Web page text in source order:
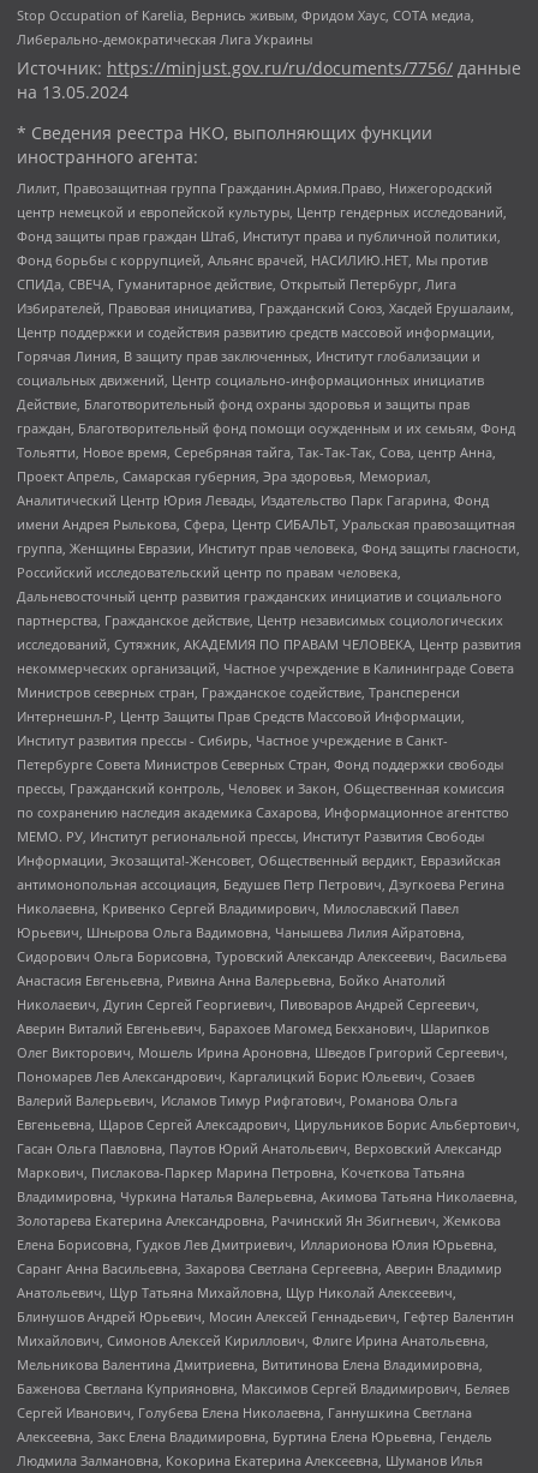
Stop Occupation of Karelia, Вернись живым, Фридом Хаус, СОТА медиа,
Либерально-демократическая Лига Украины
Источник: https://minjust.gov.ru/ru/documents/7756/ данные
на 13.05.2024
* Сведения реестра НКО, выполняющих функции
иностранного агента:
Лилит, Правозащитная группа Гражданин.Армия.Право, Нижегородский
центр немецкой и европейской культуры, Центр гендерных исследований,
Фонд защиты прав граждан Штаб, Институт права и публичной политики,
Фонд борьбы с коррупцией, Альянс врачей, НАСИЛИЮ.НЕТ, Мы против
СПИДа, СВЕЧА, Гуманитарное действие, Открытый Петербург, Лига
Избирателей, Правовая инициатива, Гражданский Союз, Хасдей Ерушалаим,
Центр поддержки и содействия развитию средств массовой информации,
Горячая Линия, В защиту прав заключенных, Институт глобализации и
социальных движений, Центр социально-информационных инициатив
Действие, Благотворительный фонд охраны здоровья и защиты прав
граждан, Благотворительный фонд помощи осужденным и их семьям, Фонд
Тольятти, Новое время, Серебряная тайга, Так-Так-Так, Сова, центр Анна,
Проект Апрель, Самарская губерния, Эра здоровья, Мемориал,
Аналитический Центр Юрия Левады, Издательство Парк Гагарина, Фонд
имени Андрея Рылькова, Сфера, Центр СИБАЛЬТ, Уральская правозащитная
группа, Женщины Евразии, Институт прав человека, Фонд защиты гласности,
Российский исследовательский центр по правам человека,
Дальневосточный центр развития гражданских инициатив и социального
партнерства, Гражданское действие, Центр независимых социологических
исследований, Сутяжник, АКАДЕМИЯ ПО ПРАВАМ ЧЕЛОВЕКА, Центр развития
некоммерческих организаций, Частное учреждение в Калининграде Совета
Министров северных стран, Гражданское содействие, Трансперенси
Интернешнл-Р, Центр Защиты Прав Средств Массовой Информации,
Институт развития прессы - Сибирь, Частное учреждение в Санкт-
Петербурге Совета Министров Северных Стран, Фонд поддержки свободы
прессы, Гражданский контроль, Человек и Закон, Общественная комиссия
по сохранению наследия академика Сахарова, Информационное агентство
МЕМО. РУ, Институт региональной прессы, Институт Развития Свободы
Информации, Экозащита!-Женсовет, Общественный вердикт, Евразийская
антимонопольная ассоциация, Бедушев Петр Петрович, Дзугкоева Регина
Николаевна, Кривенко Сергей Владимирович, Милославский Павел
Юрьевич, Шнырова Ольга Вадимовна, Чанышева Лилия Айратовна,
Сидорович Ольга Борисовна, Туровский Александр Алексеевич, Васильева
Анастасия Евгеньевна, Ривина Анна Валерьевна, Бойко Анатолий
Николаевич, Дугин Сергей Георгиевич, Пивоваров Андрей Сергеевич,
Аверин Виталий Евгеньевич, Барахоев Магомед Бекханович, Шарипков
Олег Викторович, Мошель Ирина Ароновна, Шведов Григорий Сергеевич,
Пономарев Лев Александрович, Каргалицкий Борис Юльевич, Созаев
Валерий Валерьевич, Исламов Тимур Рифгатович, Романова Ольга
Евгеньевна, Щаров Сергей Алексадрович, Цирульников Борис Альбертович,
Гасан Ольга Павловна, Паутов Юрий Анатольевич, Верховский Александр
Маркович, Пислакова-Паркер Марина Петровна, Кочеткова Татьяна
Владимировна, Чуркина Наталья Валерьевна, Акимова Татьяна Николаевна,
Золотарева Екатерина Александровна, Рачинский Ян Збигневич, Жемкова
Елена Борисовна, Гудков Лев Дмитриевич, Илларионова Юлия Юрьевна,
Саранг Анна Васильевна, Захарова Светлана Сергеевна, Аверин Владимир
Анатольевич, Щур Татьяна Михайловна, Щур Николай Алексеевич,
Блинушов Андрей Юрьевич, Мосин Алексей Геннадьевич, Гефтер Валентин
Михайлович, Симонов Алексей Кириллович, Флиге Ирина Анатольевна,
Мельникова Валентина Дмитриевна, Вититинова Елена Владимировна,
Баженова Светлана Куприяновна, Максимов Сергей Владимирович, Беляев
Сергей Иванович, Голубева Елена Николаевна, Ганнушкина Светлана
Алексеевна, Закс Елена Владимировна, Буртина Елена Юрьевна, Гендель
Людмила Залмановна, Кокорина Екатерина Алексеевна, Шуманов Илья